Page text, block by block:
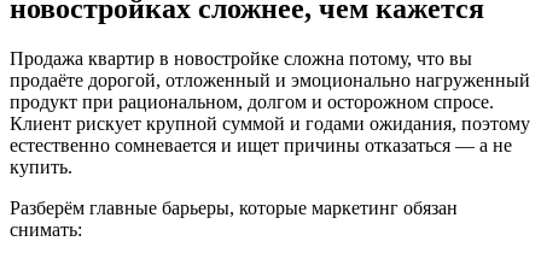
новостройках сложнее, чем кажется
Продажа квартир в новостройке сложна потому, что вы
продаёте дорогой, отложенный и эмоционально нагруженный
продукт при рациональном, долгом и осторожном спросе.
Клиент рискует крупной суммой и годами ожидания, поэтому
естественно сомневается и ищет причины отказаться — а не
купить.
Разберём главные барьеры, которые маркетинг обязан
снимать: